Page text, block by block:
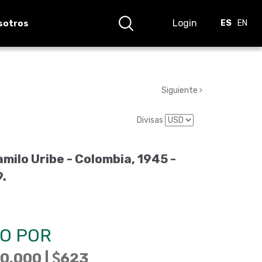
Login ES EN
Siguiente
Divisas
Uribe - Colombia, 1945 -
.
POR
| 623